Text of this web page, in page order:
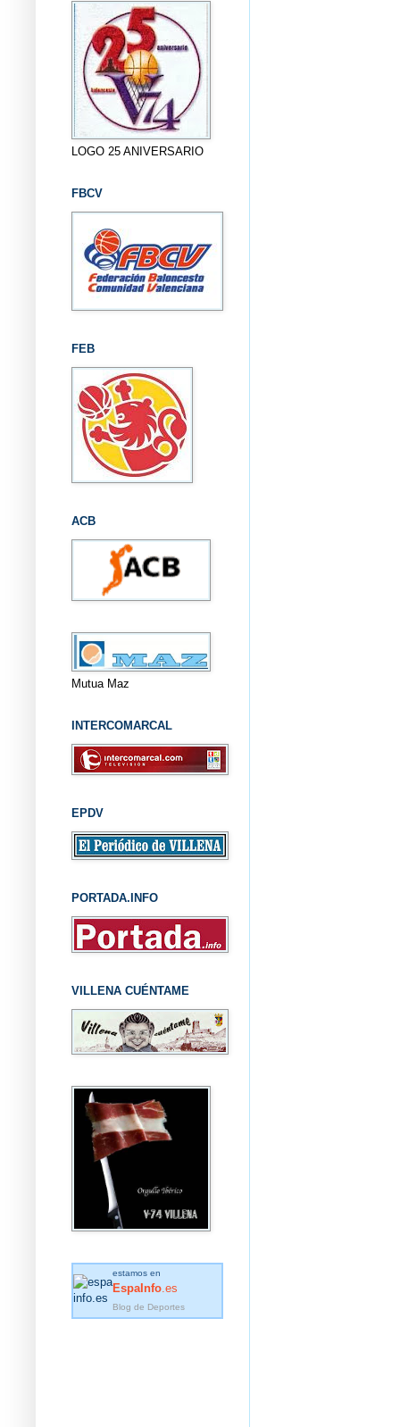
LOGO 25 ANIVERSARIO
FBCV
FEB
ACB
Mutua Maz
INTERCOMARCAL
EPDV
PORTADA.INFO
VILLENA CUÉNTAME
estamos en
EspaInfo .es
Blog de Deportes